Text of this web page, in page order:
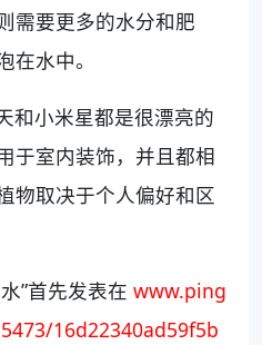
需要更多的水分和肥
水中。
和小米星都是很漂亮的
于室内装饰，并且都相
物取决于个人偏好和区
”首先发表在www.ping
16d22340ad59f5b